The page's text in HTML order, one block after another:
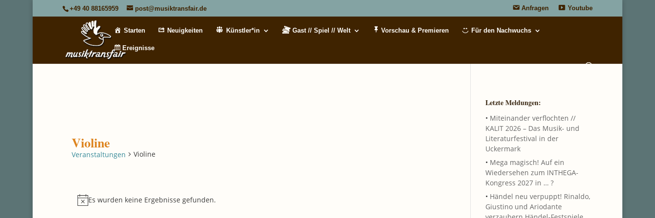
+49 40 88165959 post@musiktransfair.de Anfragen Youtube
Starten Neuigkeiten Künstler*in Gast // Spiel // Welt Vorschau & Premieren Für den Nachwuchs
Ereignisse
Violine
Veranstaltungen Violine
Veranstaltungen
Hinweis
Es wurden keine Ergebnisse gefunden.
Letzte Meldungen:
• Miteinander verflochten //
KALIT 2026 – Das Musik- und
Literaturfestival in der
Uckermark
• Mega magisch! Auf ein
Wiedersehen zum INTHEGA-
Kongress 2027 in … ?
• Händel neu verpuppt! Rinaldo,
Giustino und Ariodante